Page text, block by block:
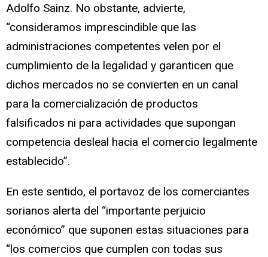
Adolfo Sainz. No obstante, advierte,
“consideramos imprescindible que las
administraciones competentes velen por el
cumplimiento de la legalidad y garanticen que
dichos mercados no se convierten en un canal
para la comercialización de productos
falsificados ni para actividades que supongan
competencia desleal hacia el comercio legalmente
establecido”.
En este sentido, el portavoz de los comerciantes
sorianos alerta del “importante perjuicio
económico” que suponen estas situaciones para
“los comercios que cumplen con todas sus